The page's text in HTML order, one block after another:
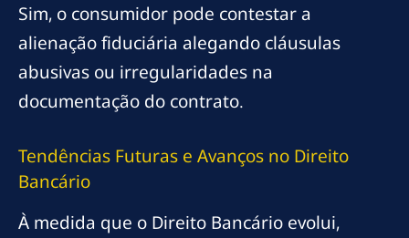
Sim, o consumidor pode contestar a
alienação fiduciária alegando cláusulas
abusivas ou irregularidades na
documentação do contrato.
Tendências Futuras e Avanços no Direito
Bancário
À medida que o Direito Bancário evolui,